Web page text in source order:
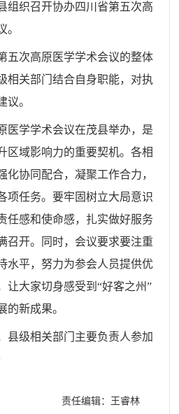
组织召开协办四川省第五次高
。
五次高原医学学术会议的整体
相关部门结合自身职能，对执
议。
医学学术会议在茂县举办，是
区域影响力的重要契机。各相
化协同配合，凝聚工作合力，
项任务。要牢固树立大局意识
任感和使命感，扎实做好服务
召开。同时，会议要求要注重
水平，努力为参会人员提供优
让大家切身感受到“好客之州”
的新成果。
县级相关部门主要负责人参加
责任编辑：王睿林